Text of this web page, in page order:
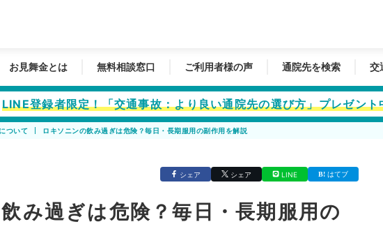
お見舞金とは 無料相談窓口 ご利用者様の声 通院先を検索 交
LINE登録者限定！「交通事故：より良い通院先の選び方」プレゼント
ついて ロキソニンの飲み過ぎは危険？毎日・長期服用の副作用を解説
シェア シェア LINE はてブ
み過ぎは危険？毎日・長期服用の